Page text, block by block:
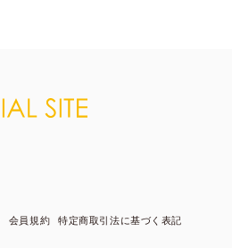
会員規約
特定商取引法に基づく表記